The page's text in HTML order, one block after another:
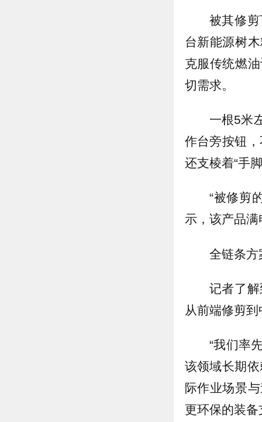
被其修
台新能源树
克服传统燃
切需求。
一根5米
作台旁按钮
还支棱着“手
“被修剪
示，该产品
全链条方
记者了
从前端修剪
“我们率
该领域长期
际作业场景
更环保的装备